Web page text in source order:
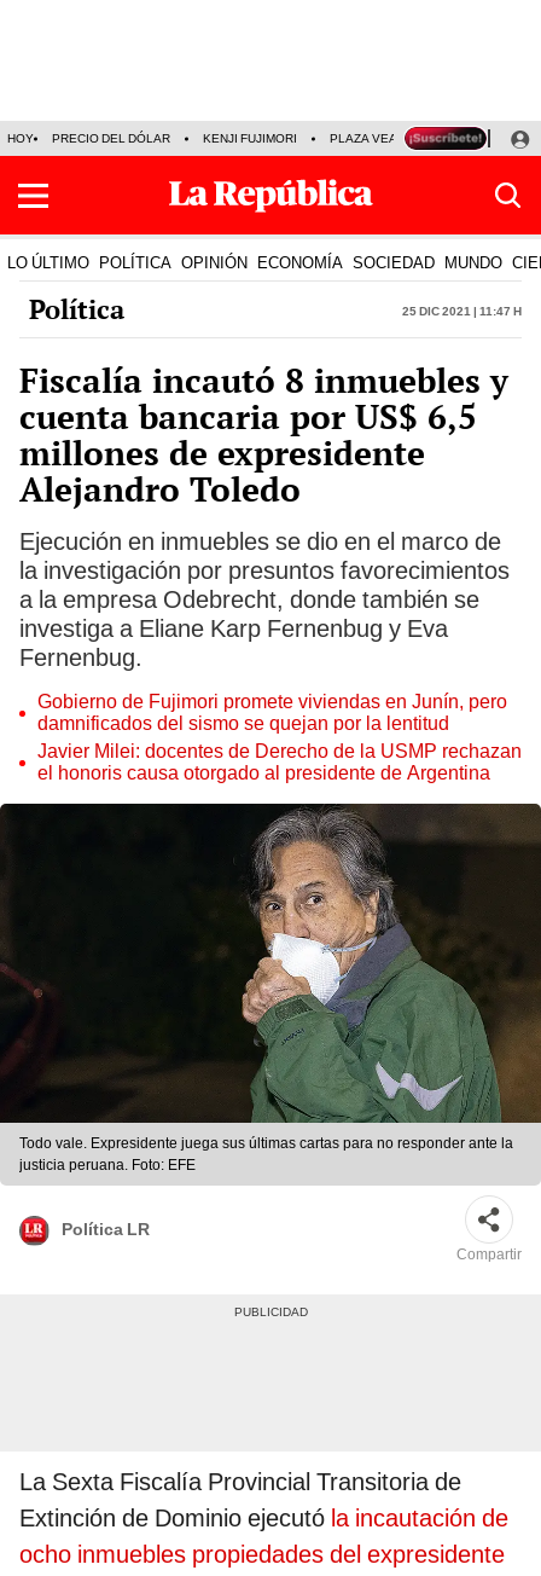
HOY PRECIO DEL DÓLAR KENJI FUJIMORI PLAZA VEA FERIADOS
LO ÚLTIMO POLÍTICA OPINIÓN ECONOMÍA SOCIEDAD MUNDO
Política 25 Dic 2021 | 11:47 h
Fiscalía incautó 8 inmuebles y
cuenta bancaria por US$ 6,5
millones de expresidente
Alejandro Toledo
Ejecución en inmuebles se dio en el marco de
la investigación por presuntos favorecimientos
a la empresa Odebrecht, donde también se
investiga a Eliane Karp Fernenbug y Eva
Fernenbug.
Gobierno de Fujimori promete viviendas en Junín, pero
damnificados del sismo se quejan por la lentitud
Javier Milei: docentes de Derecho de la USMP rechazan
el honoris causa otorgado al presidente de Argentina
Todo vale. Expresidente juega sus últimas cartas para no responder ante la
justicia peruana. Foto: EFE
Política LR
Compartir
La Sexta Fiscalía Provincial Transitoria de
Extinción de Dominio ejecutó la incautación de
ocho inmuebles propiedades del expresidente